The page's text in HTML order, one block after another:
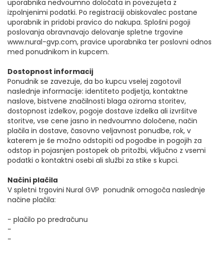
uporabnika nedvoumno določata in povezujeta z
izpolnjenimi podatki. Po registraciji obiskovalec postane
uporabnik in pridobi pravico do nakupa. Splošni pogoji
poslovanja obravnavajo delovanje spletne trgovine
www.nural-gvp.com, pravice uporabnika ter poslovni odnos
med ponudnikom in kupcem.
Dostopnost informacij
Ponudnik se zavezuje, da bo kupcu vselej zagotovil
naslednje informacije: identiteto podjetja, kontaktne
naslove, bistvene značilnosti blaga oziroma storitev,
dostopnost izdelkov, pogoje dostave izdelka ali izvršitve
storitve, vse cene jasno in nedvoumno določene, način
plačila in dostave, časovno veljavnost ponudbe, rok, v
katerem je še možno odstopiti od pogodbe in pogojih za
odstop in pojasnjen postopek ob pritožbi, vključno z vsemi
podatki o kontaktni osebi ali službi za stike s kupci.
Načini plačila
V spletni trgovini Nural GVP ponudnik omogoča naslednje
načine plačila:
- plačilo po predračunu
-
-